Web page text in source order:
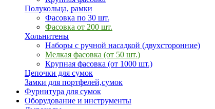
Полукольца, рамки
Фасовка по 30 шт.
Фасовка от 200 шт.
Хольнитены
Наборы с ручной насадкой (двухсторонние)
Мелкая фасовка (от 50 шт.)
Крупная фасовка (от 1000 шт.)
Цепочки для сумок
Замки для портфелей,сумок
Фурнитура для сумок
Оборудование и инструменты